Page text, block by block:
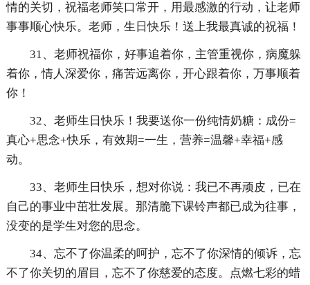
情的关切，祝福老师笑口常开，用最感激的行动，让老师
事事顺心快乐。老师，生日快乐！送上我最真诚的祝福！
31、老师祝福你，好事追着你，主管重视你，病魔躲
着你，情人深爱你，痛苦远离你，开心跟着你，万事顺着
你！
32、老师生日快乐！我要送你一份纯情奶糖：成份=
真心+思念+快乐，有效期=一生，营养=温馨+幸福+感
动。
33、老师生日快乐，想对你说：我已不再顽皮，已在
自己的事业中茁壮发展。那清脆下课铃声都已成为往事，
没变的是学生对您的思念。
34、忘不了你温柔的呵护，忘不了你深情的倾诉，忘
不了你关切的眉目，忘不了你慈爱的态度。点燃七彩的蜡